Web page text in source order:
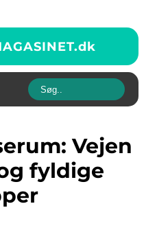
dk
fyldige